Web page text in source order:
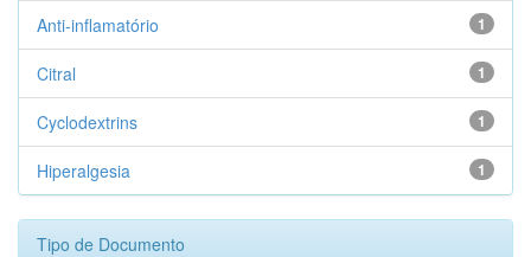
1
Anti-inflamatório
1
Citral
1
Cyclodextrins
1
Hiperalgesia
Tipo de Documento